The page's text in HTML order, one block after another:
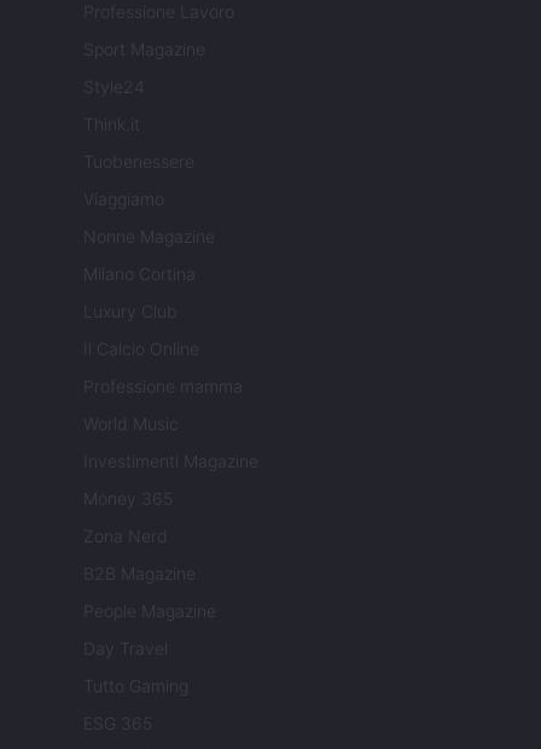
Professione Lavoro
Sport Magazine
Style24
Think.it
Tuobenessere
Viaggiamo
Nonne Magazine
Milano Cortina
Luxury Club
Il Calcio Online
Professione mamma
World Music
Investimenti Magazine
Money 365
Zona Nerd
B2B Magazine
People Magazine
Day Travel
Tutto Gaming
ESG 365